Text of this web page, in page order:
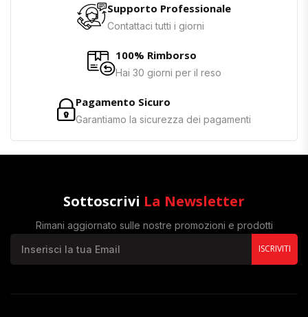
Supporto Professionale
Contattaci tutti i giorni
100% Rimborso
Hai 30 giorni per il reso
Pagamento Sicuro
Garantiamo la sicurezza dei pagamenti
Sottoscrivi La Newsletter
Rimani aggiornato sulle nostre promozioni e prodotti
ISCRIVITI